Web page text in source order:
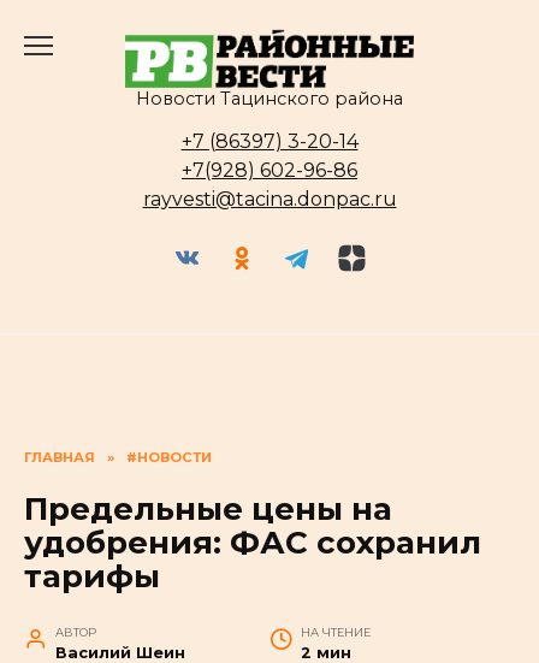
Новости Тацинского района
+7 (86397) 3-20-14
+7(928) 602-96-86
rayvesti@tacina.donpac.ru
ГЛАВНАЯ » #НОВОСТИ
Предельные цены на
удобрения: ФАС сохранил
тарифы
АВТОР
Василий Шеин
НА ЧТЕНИЕ
2 мин